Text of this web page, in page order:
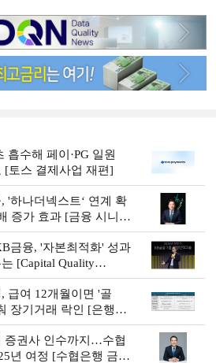
흡수해 페이·PG 일원
토스 결제사업 재편]
'하나더넥스트‘ 연계 확
증가 효과 [금융 시니어
금융, '자본최적화' 성과
는 [Capital Quality
급여 12개월이면 '골
장기거래 락인 [은행권
]
증권사 인수까지…수협
년 여정 [수협은행 금융